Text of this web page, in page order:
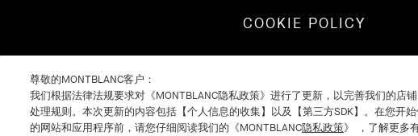
马蹄形带扣双面腰带 30mm
￥3,100.00 ￥3,100.00
COOKIE POLICY
尊敬的MONTBLANC客户：
我们根据法律法规要求对《MONTBLANC隐私政策》进行了更新，以完善我们的店
处理规则。本次更新的内容包括【个人信息的收集】以及【第三方SDK】。在您开
的网站和应用程序前，请您仔细阅读我们的《MONTBLANC隐私政策》 ，了解更多